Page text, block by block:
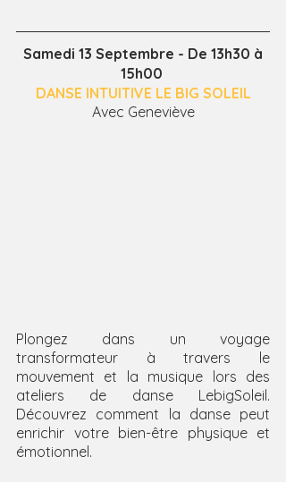
15h00
DANSE INTUITIVE LE BIG SOLEIL
Avec Geneviève
Plongez dans un voyage
transformateur à travers le
mouvement et la musique lors des
ateliers de danse LebigSoleil.
Découvrez comment la danse peut
enrichir votre bien-être physique et
émotionnel.